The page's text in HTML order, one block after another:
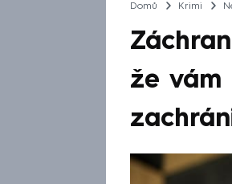
Domů Krimi
že vám